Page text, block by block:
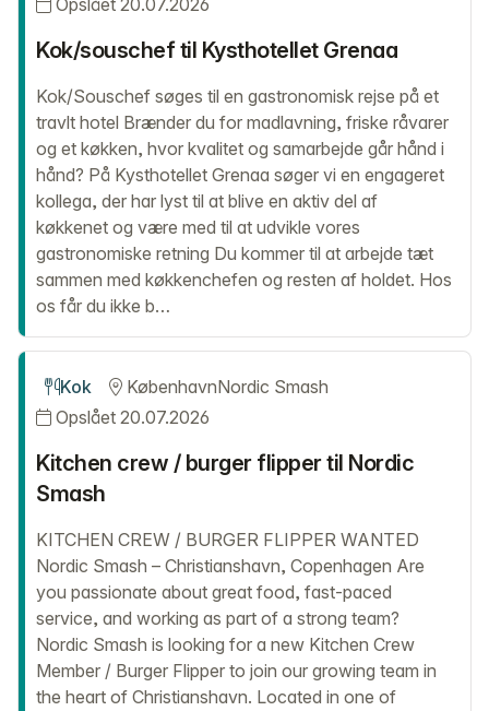
Opslået 20.07.2026
Kok/souschef til Kysthotellet Grenaa
Kok/Souschef søges til en gastronomisk rejse på et
travlt hotel Brænder du for madlavning, friske råvarer
og et køkken, hvor kvalitet og samarbejde går hånd i
hånd? På Kysthotellet Grenaa søger vi en engageret
kollega, der har lyst til at blive en aktiv del af
køkkenet og være med til at udvikle vores
gastronomiske retning Du kommer til at arbejde tæt
sammen med køkkenchefen og resten af holdet. Hos
os får du ikke b…
Kok KøbenhavnNordic Smash
Opslået 20.07.2026
Kitchen crew / burger flipper til Nordic
Smash
KITCHEN CREW / BURGER FLIPPER WANTED
Nordic Smash – Christianshavn, Copenhagen Are
you passionate about great food, fast-paced
service, and working as part of a strong team?
Nordic Smash is looking for a new Kitchen Crew
Member / Burger Flipper to join our growing team in
the heart of Christianshavn. Located in one of